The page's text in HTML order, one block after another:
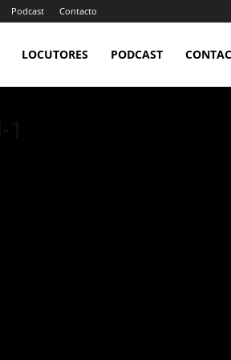
Podcast Contacto
LOCUTORES PODCAST